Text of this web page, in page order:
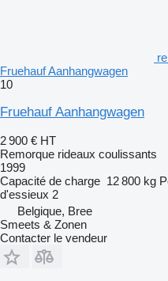
Fruehauf Aanhangwagen
10
Fruehauf Aanhangwagen
2 900 € HT
Remorque rideaux coulissants
1999
Capacité de charge 12 800 kg
d'essieux 2
Belgique, Bree
Smeets & Zonen
Contacter le vendeur